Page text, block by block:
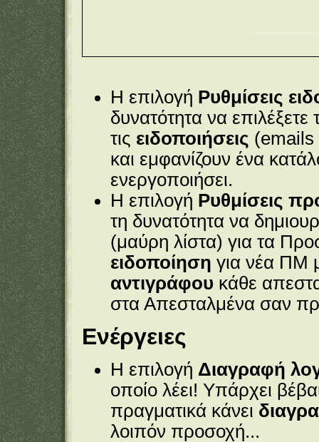
Η επιλογή Ρυθμίσεις
δυνατότητα να
τις ειδοποιήσεις (emails
και εμφανίζουν ένα
ενεργοποιήσει.
Η επιλογή Ρυθμίσεις
τη δυνατότητα να
(μαύρη λίστα) για τα
ειδοποίηση για νέα ΠΜ
αντιγράφου κάθε
στα Απεσταλμένα σαν
Ενέργειες
Η επιλογή Διαγραφή
οποίο λέει! Υπάρχει
πραγματικά κάνει
λοιπόν προσοχή...